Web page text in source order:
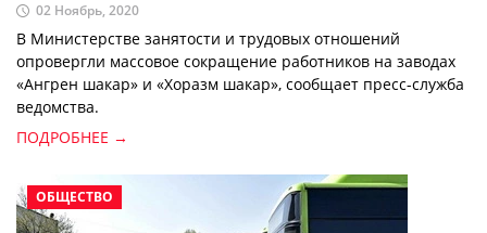
02 Ноябрь, 2020
В Министерстве занятости и трудовых отношений
опровергли массовое сокращение работников на заводах
«Ангрен шакар» и «Хоразм шакар», сообщает пресс-служба
ведомства.
ПОДРОБНЕЕ →
ОБЩЕСТВО